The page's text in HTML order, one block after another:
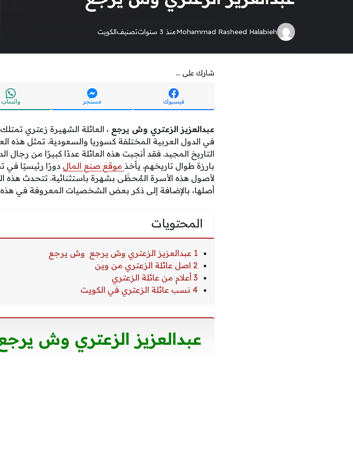
Mohammad Rasheed Halabiehمنذ 3 سنوات تصنيفالكويت
شارك على ...
فيسبوك مسنجر واتساب
عبدالعزيز الزعتري وش يرجع ، العائلة الشهيرة زعتري
في الدول العربية المختلفة كسوريا والسعودية. تمثل هذه
التاريخ المجيد. فقد أنجبت هذه العائلة عددًا كبيرًا من
بارزة طوال تاريخهم. يأخذ موقع صنع المال دورًا رئيسيًا في
لأصول هذه الأسرة المُحظَى بشهرة باستثنائية. تتحدث هذه
أصلها، بالإضافة إلى ذكر بعض الشخصيات المعروفة في هذه
المحتويات
1 عبدالعزيز الزعتري وش يرجع وش يرجع
2 اصل عائلة الزعتري من وين
3 أعلام من عائلة الزعتري
4 نسب عائلة الزعتري في الكويت
عبدالعزيز الزعتري وش